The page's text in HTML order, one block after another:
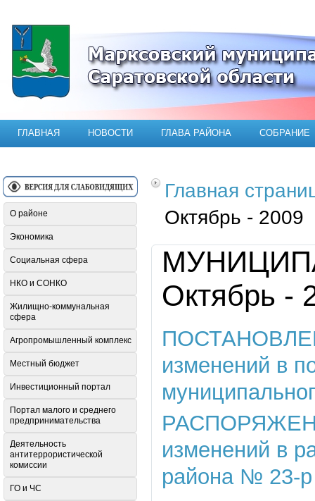
Официальный сайт Марксовского
ГЛАВНАЯ НОВОСТИ ГЛАВА РАЙОНА СОБРАНИЕ
Главная
Октябрь - 2009
Октябрь -
изменений в
изменений в
района № 23-р
О районе
Экономика
Социальная сфера
НКО и СОНКО
Жилищно-коммунальная
сфера
Агропромышленный комплекс
Местный бюджет
Инвестиционный портал
Портал малого и среднего
предпринимательства
Деятельность
антитеррористической
комиссии
ГО и ЧС